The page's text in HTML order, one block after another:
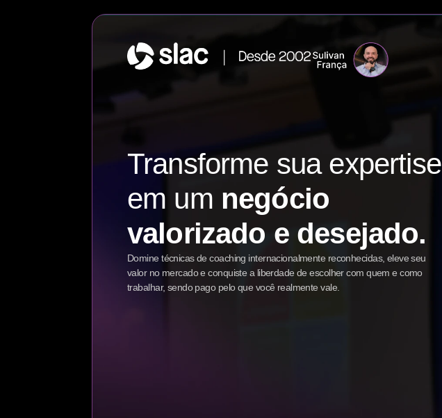
Transforme sua expertise
em um negócio
valorizado e desejado.
Domine técnicas de coaching internacionalmente reconhecidas, eleve seu
valor no mercado e conquiste a liberdade de escolher com quem e como
trabalhar, sendo pago pelo que você realmente vale.